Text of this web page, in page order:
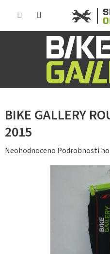
BIKE GALLERY
2015
Průměrné
Neohodnoceno Podrobnosti